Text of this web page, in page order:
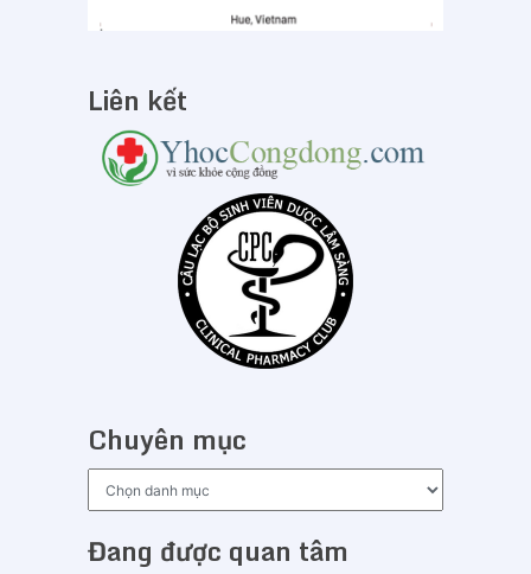
Liên kết
Chuyên mục
mục
Đang được quan tâm